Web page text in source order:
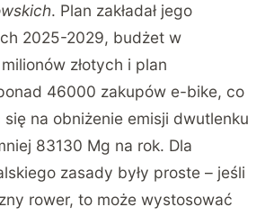
. Plan zakładał jego
2025-2029, budżet w
złotych i plan
46000 zakupów e-bike, co
się na obniżenie emisji dwutlenku
83130 Mg na rok. Dla
zasady były proste – jeśli
rower, to może wystosować